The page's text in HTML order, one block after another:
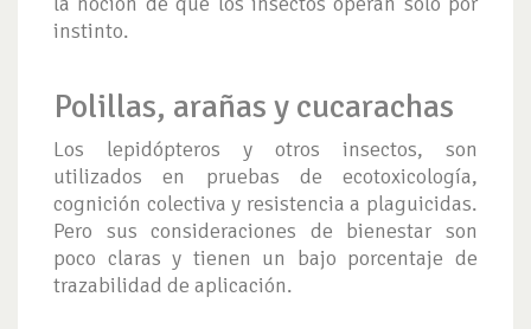
instinto.
Polillas, arañas y cucarachas
Los lepidópteros y otros insectos, son
utilizados en pruebas de ecotoxicología,
cognición colectiva y resistencia a plaguicidas.
Pero sus consideraciones de bienestar son
poco claras y tienen un bajo porcentaje de
trazabilidad de aplicación.